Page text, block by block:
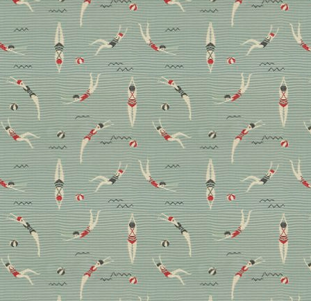
Wohnen mit Design und
Kindern: Einrichterin
Gillian Segal zeigt wie’s
geht
„Ich wollte nie sagen müssen: Nicht anfassen!“, sagt
Interiordesignerin Gillian Segal. Und schuf für sich
und ihrer Familie ein Zuhause, das ihrem eigenen
Designanspruch standhält und in dem Kind sein doch
erlaubt ist.
Homestory Wohnen